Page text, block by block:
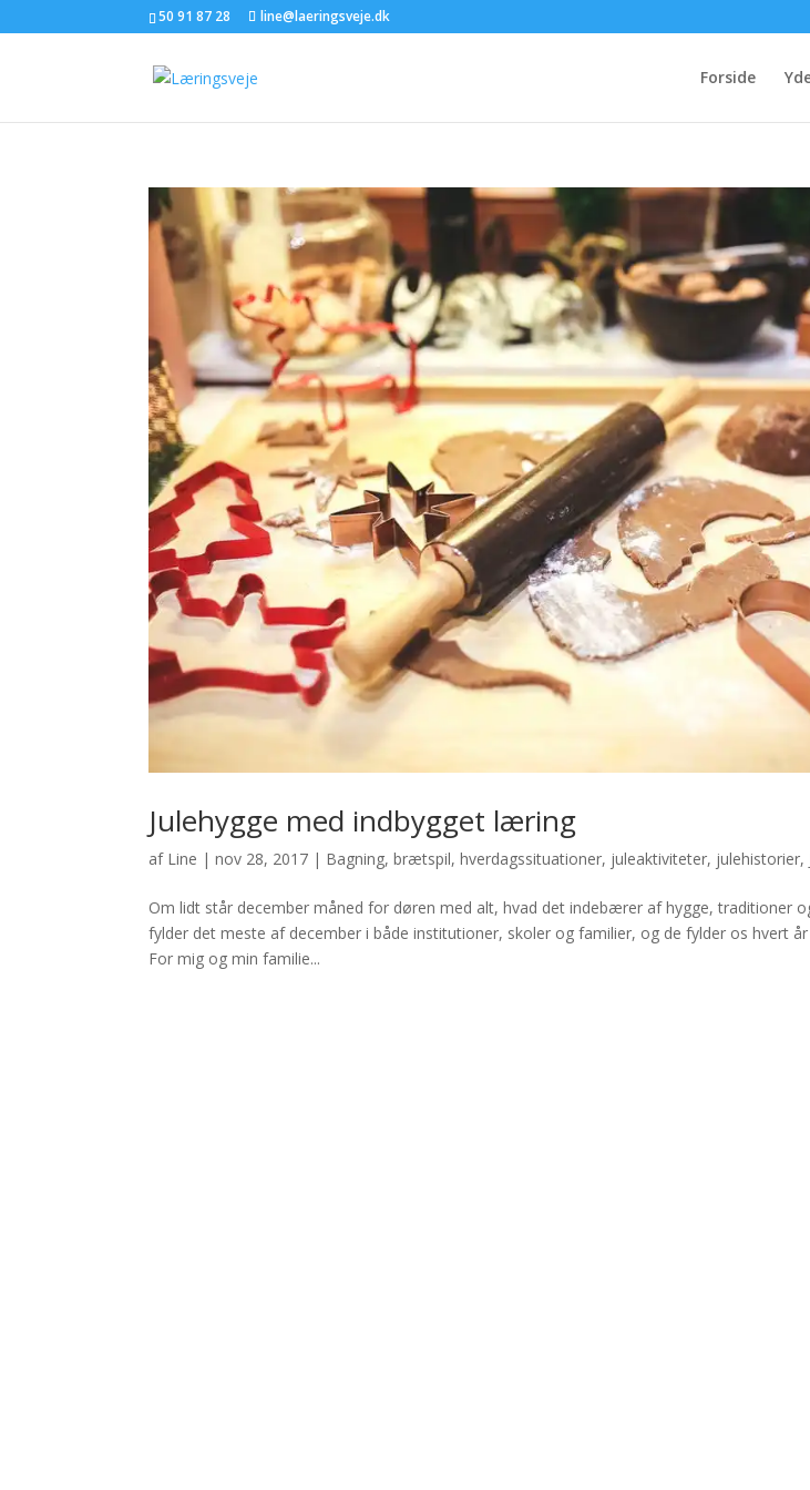
50 91 87 28 line@laeringsveje.dk
Forside
Julehygge med indbygget læring
af Line |nov 28, 2017 | Bagning,brætspil,hverdagssituationer, juleaktiviteter, julehistorier,
Om lidt står december måned for døren med alt, hvad det indebærer af hygge, traditioner
fylder det meste af december i både institutioner, skoler og familier, og de fylder os hvert
For mig og min familie...